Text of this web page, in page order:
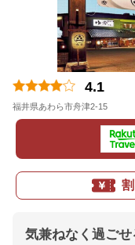
4.1
福井県あわら市舟津2-15
気兼ねなく過ご